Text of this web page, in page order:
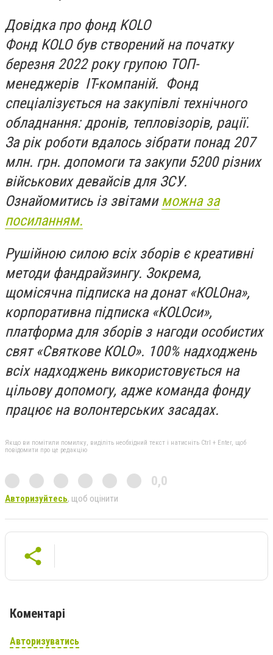
Довідка про фонд KOLO
Фонд KOLO був створений на початку
березня 2022 року групою ТОП-
менеджерів IT-компаній. Фонд
спеціалізується на закупівлі технічного
обладнання: дронів, тепловізорів, рації.
За рік роботи вдалось зібрати понад 207
млн. грн. допомоги та закупи 5200 різних
військових девайсів для ЗСУ.
Ознайомитись із звітамиможна за
посиланням.
Рушійною силою всіх зборів є креативні
методи фандрайзингу. Зокрема,
щомісячна підписка на донат «КOLOна»,
корпоративна підписка «КOLOси»,
платформа для зборів з нагоди особистих
свят «Святкове КOLO». 100% надходжень
всіх надходжень використовується на
цільову допомогу, адже команда фонду
працює на волонтерських засадах.
Якщо ви помітили помилку, виділіть необхідний текст і натисніть Ctrl + Enter, щоб
повідомити про це редакцію
0,0
Авторизуйтесь, щоб оцінити
Коментарі
Авторизуватись